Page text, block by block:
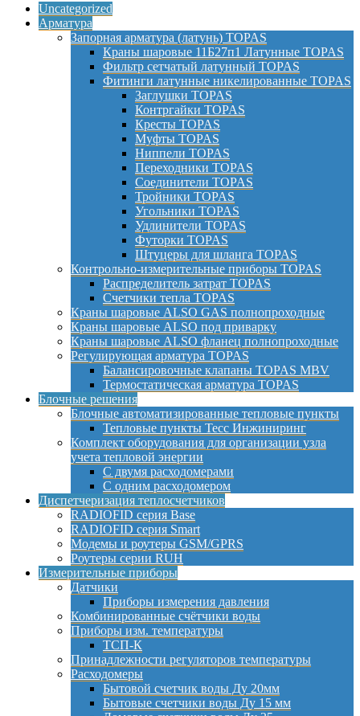
Uncategorized
Арматура
Запорная арматура (латунь) TOPAS
Краны шаровые 11Б27п1 Латунные TOPAS
Фильтр сетчатый латунный TOPAS
Фитинги латунные никелированные TOPAS
Заглушки TOPAS
Контргайки TOPAS
Кресты TOPAS
Муфты TOPAS
Ниппели TOPAS
Переходники TOPAS
Соединители TOPAS
Тройники TOPAS
Угольники TOPAS
Удлинители TOPAS
Футорки TOPAS
Штуцеры для шланга TOPAS
Контрольно-измерительные приборы TOPAS
Распределитель затрат TOPAS
Счетчики тепла TOPAS
Краны шаровые ALSO GAS полнопроходные
Краны шаровые ALSO под приварку
Краны шаровые ALSO фланец полнопроходные
Регулирующая арматура TOPAS
Балансировочные клапаны TOPAS MBV
Термостатическая арматура TOPAS
Блочные решения
Блочные автоматизированные тепловые пункты
Тепловые пункты Тесс Инжиниринг
Комплект оборудования для организации узла
учета тепловой энергии
С двумя расходомерами
С одним расходомером
Диспетчеризация теплосчетчиков
RADIOFID серия Base
RADIOFID серия Smart
Модемы и роутеры GSM/GPRS
Роутеры серии RUH
Измерительные приборы
Датчики
Приборы измерения давления
Комбинированные счётчики воды
Приборы изм. температуры
ТСП-К
Принадлежности регуляторов температуры
Расходомеры
Бытовой счетчик воды Ду 20мм
Бытовые счетчики воды Ду 15 мм